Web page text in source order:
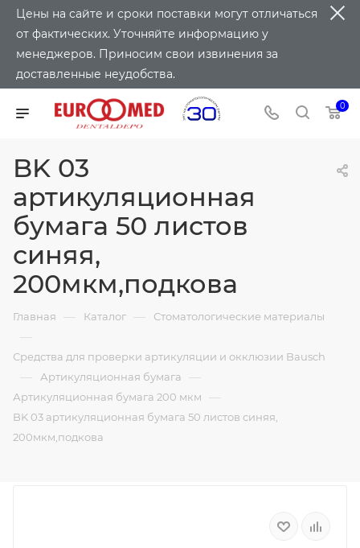
Цены на сайте и сроки поставки могут отличаться
от фактических. Уточняйте информацию у
менеджеров. Приносим свои извинения за
доставленные неудобства.
0
BK 03
артикуляционная
бумага 50 листов
синяя,
200мкм,подкова
Главная — Каталог — Стоматологические материалы
—
Средства для проверки артикуляции и окклюзии Bausch
— Артикуляционная бумага —
Артикуляционная бумага 200 мкм —
BK 03 артикуляционная бумага 50 листов синяя,
200мкм,подкова